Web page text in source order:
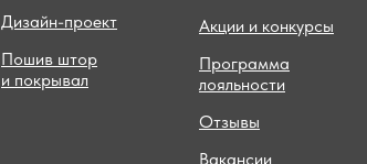
Дизайн-проект
Пошив штор
и покрывал
Акции и конкурсы
Программа
лояльности
Отзывы
Вакансии